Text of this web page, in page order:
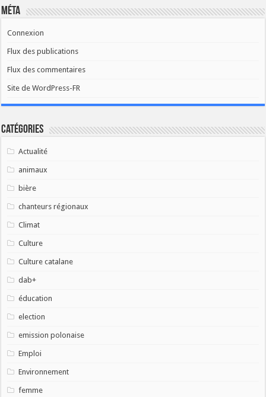
Méta
Connexion
Flux des publications
Flux des commentaires
Site de WordPress-FR
Catégories
Actualité
animaux
bière
chanteurs régionaux
Climat
Culture
Culture catalane
dab+
éducation
election
emission polonaise
Emploi
Environnement
femme